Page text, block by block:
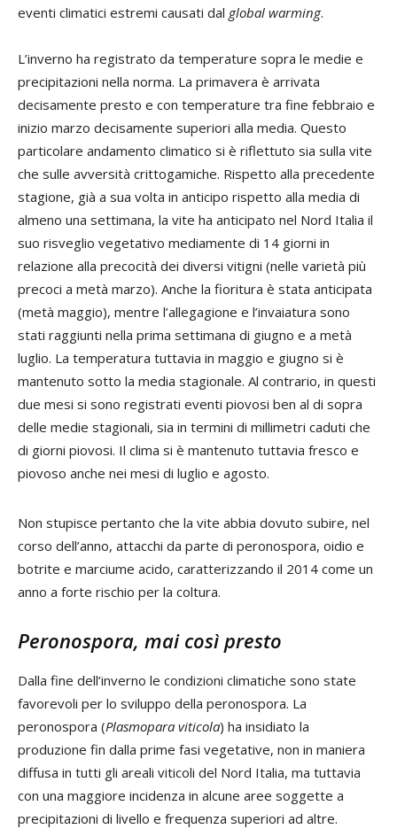
eventi climatici estremi causati dal global warming.
L’inverno ha registrato da temperature sopra le medie e
precipitazioni nella norma. La primavera è arrivata
decisamente presto e con temperature tra fine febbraio e
inizio marzo decisamente superiori alla media. Questo
particolare andamento climatico si è riflettuto sia sulla vite
che sulle avversità crittogamiche. Rispetto alla precedente
stagione, già a sua volta in anticipo rispetto alla media di
almeno una settimana, la vite ha anticipato nel Nord Italia il
suo risveglio vegetativo mediamente di 14 giorni in
relazione alla precocità dei diversi vitigni (nelle varietà più
precoci a metà marzo). Anche la fioritura è stata anticipata
(metà maggio), mentre l’allegagione e l’invaiatura sono
stati raggiunti nella prima settimana di giugno e a metà
luglio. La temperatura tuttavia in maggio e giugno si è
mantenuto sotto la media stagionale. Al contrario, in questi
due mesi si sono registrati eventi piovosi ben al di sopra
delle medie stagionali, sia in termini di millimetri caduti che
di giorni piovosi. Il clima si è mantenuto tuttavia fresco e
piovoso anche nei mesi di luglio e agosto.
Non stupisce pertanto che la vite abbia dovuto subire, nel
corso dell’anno, attacchi da parte di peronospora, oidio e
botrite e marciume acido, caratterizzando il 2014 come un
anno a forte rischio per la coltura.
Peronospora, mai così presto
Dalla fine dell’inverno le condizioni climatiche sono state
favorevoli per lo sviluppo della peronospora. La
peronospora (Plasmopara viticola) ha insidiato la
produzione fin dalla prime fasi vegetative, non in maniera
diffusa in tutti gli areali viticoli del Nord Italia, ma tuttavia
con una maggiore incidenza in alcune aree soggette a
precipitazioni di livello e frequenza superiori ad altre.